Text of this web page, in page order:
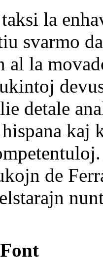
la
svarmo
al la
detale
hispana
de